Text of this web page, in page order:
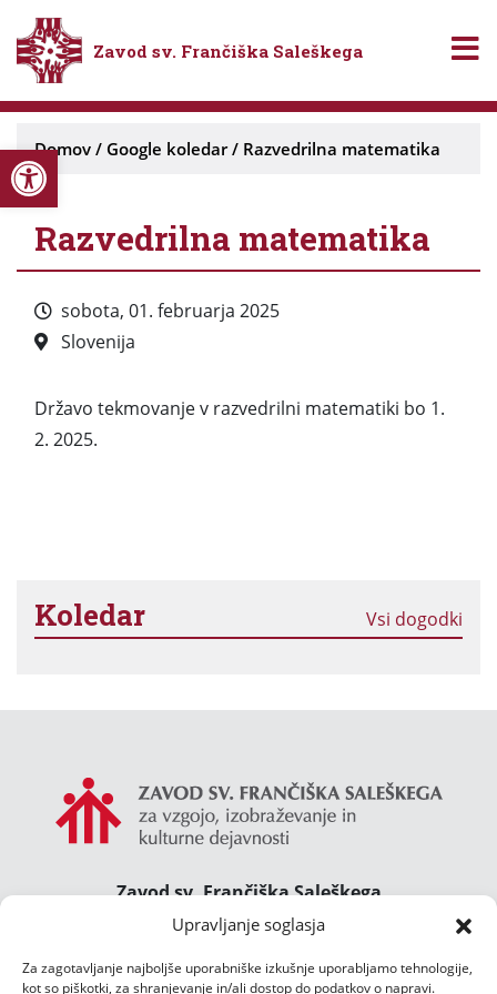
Open toolbar
Upravljanje soglasja
Za zagotavljanje najboljše uporabniške izkušnje uporabljamo tehnologije,
kot so piškotki, za shranjevanje in/ali dostop do podatkov o napravi.
Zavod sv. Frančiška Saleškega
Domov / Google koledar/ Razvedrilna matematika
Razvedrilna matematika
sobota, 01. februarja 2025
Slovenija
Državo tekmovanje v razvedrilni matematiki bo 1.
2. 2025.
Koledar Vsi dogodki
Zavod sv. Frančiška Saleškega
Gimnazija Želimlje ° Dom Janeza Boska ° Majcnov
Želimlje 46, 1291 Škofljica